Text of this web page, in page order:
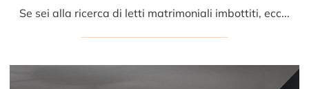
Se sei alla ricerca di letti matrimoniali imbottiti, ecco qui il modello Andria in pelle per arricchire la zona notte.